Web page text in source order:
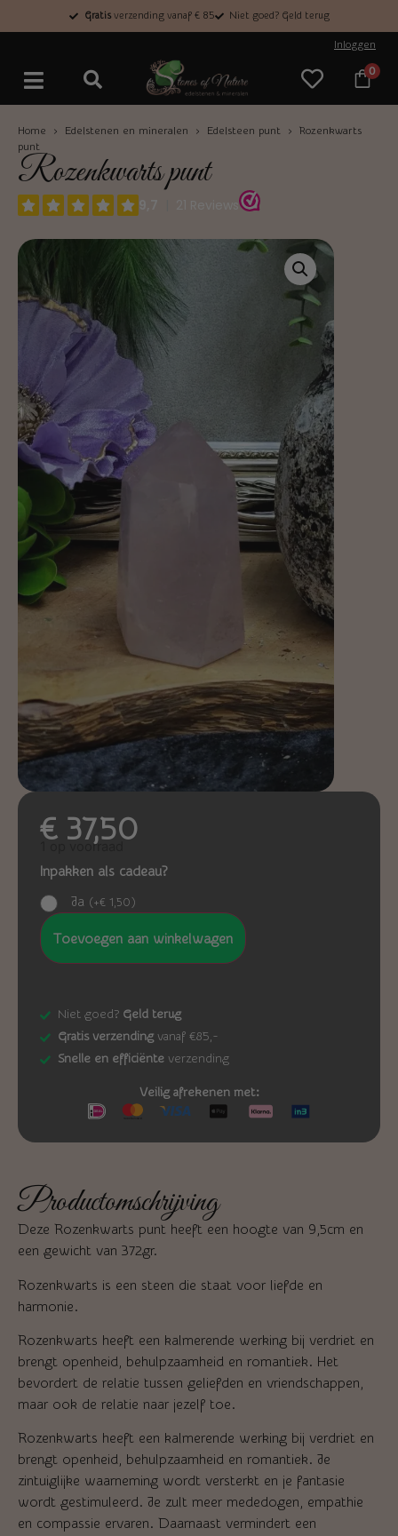
Gratisverzending vanaf € 85 Niet goed? Geld terug
Inloggen
0
Home › Edelstenen en mineralen › Edelsteen punt › Rozenkwarts
punt
Rozenkwarts punt
€37,50
1 op voorraad
Inpakken als cadeau?
Ja (+€ 1,50 )
Toevoegen aan winkelwagen
Niet goed? Geld terug
Gratis verzendingvanaf €85,-
Snelle en efficiënte verzending
Veilig afrekenen met:
Productomschrijving
Deze Rozenkwarts punt heeft een hoogte van 9,5cm en
een gewicht van 372gr.
Rozenkwarts is een steen die staat voor liefde en
harmonie.
Rozenkwarts heeft een kalmerende werking bij verdriet en
brengt openheid, behulpzaamheid en romantiek. Het
bevordert de relatie tussen geliefden en vriendschappen,
maar ook de relatie naar jezelf toe.
Rozenkwarts heeft een kalmerende werking bij verdriet en
brengt openheid, behulpzaamheid en romantiek. Je
zintuiglijke waarneming wordt versterkt en je fantasie
wordt gestimuleerd. Je zult meer mededogen, empathie
en compassie ervaren. Daarnaast vermindert een